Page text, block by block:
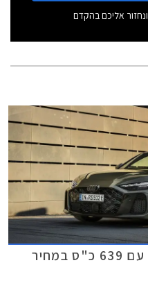
ונחזור אליכם בהקדם
אאודי RS5 נוחתת בישראל עם 639 כ"ס במחיר